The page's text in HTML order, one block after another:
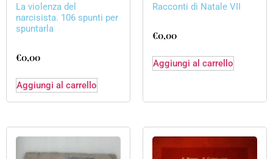
La violenza del
narcisista. 106 spunti per
spuntarla
€0,00
Aggiungi al carrello
Racconti di Natale VII
€0,00
Aggiungi al carrello